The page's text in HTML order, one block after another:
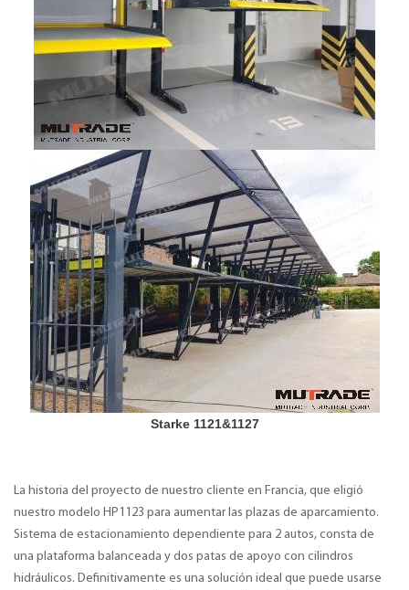
Starke 1121&1127
La historia del proyecto de nuestro cliente en Francia, que eligió
nuestro modelo HP1123 para aumentar las plazas de aparcamiento.
Sistema de estacionamiento dependiente para 2 autos, consta de
una plataforma balanceada y dos patas de apoyo con cilindros
hidráulicos. Definitivamente es una solución ideal que puede usarse